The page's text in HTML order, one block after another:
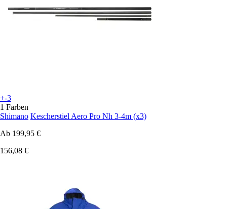
+-3
1 Farben
Shimano Kescherstiel Aero Pro Nh 3-4m (x3)
Ab 199,95 €
156,08 €